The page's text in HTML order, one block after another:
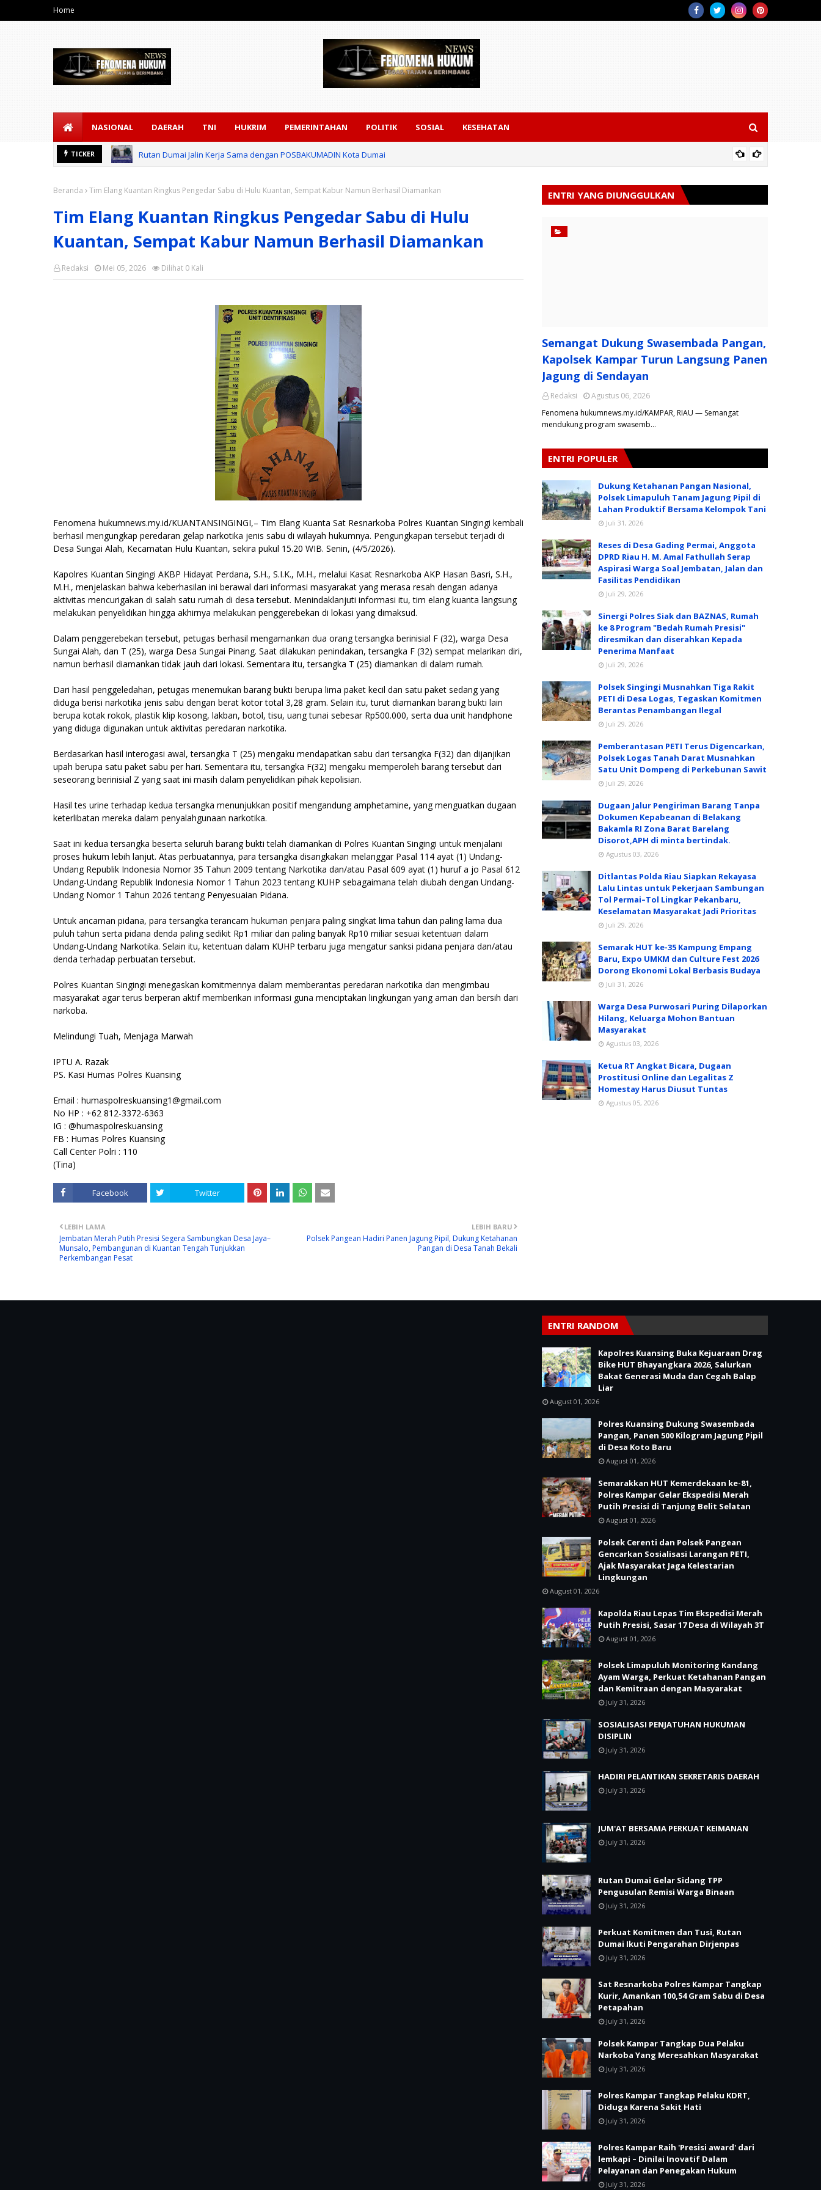
Home
NASIONAL DAERAH TNI HUKRIM PEMERINTAHAN POLITIK SOSIAL KESEHATAN
TICKER Rutan Dumai Jalin Kerja Sama dengan POSBAKUMADIN Kota Dumai
Beranda Tim Elang Kuantan Ringkus Pengedar Sabu di Hulu Kuantan, Sempat Kabur Namun Berhasil Diamankan
Tim Elang Kuantan Ringkus Pengedar Sabu di Hulu
Kuantan, Sempat Kabur Namun Berhasil Diamankan
Redaksi Dilihat 0 Kali
Mei 05, 2026
Fenomena hukumnews.my.id/KUANTANSINGINGI,– Tim Elang Kuanta Sat Resnarkoba Polres Kuantan Singingi kembali
berhasil mengungkap peredaran gelap narkotika jenis sabu di wilayah hukumnya. Pengungkapan tersebut terjadi di
Desa Sungai Alah, Kecamatan Hulu Kuantan, sekira pukul 15.20 WIB. Senin, (4/5/2026).
Kapolres Kuantan Singingi AKBP Hidayat Perdana, S.H., S.I.K., M.H., melalui Kasat Resnarkoba AKP Hasan Basri, S.H.,
M.H., menjelaskan bahwa keberhasilan ini berawal dari informasi masyarakat yang merasa resah dengan adanya
aktivitas mencurigakan di salah satu rumah di desa tersebut. Menindaklanjuti informasi itu, tim elang kuanta langsung
melakukan penyelidikan hingga akhirnya melakukan penggerebekan di lokasi yang dimaksud.
Dalam penggerebekan tersebut, petugas berhasil mengamankan dua orang tersangka berinisial F (32), warga Desa
Sungai Alah, dan T (25), warga Desa Sungai Pinang. Saat dilakukan penindakan, tersangka F (32) sempat melarikan diri,
namun berhasil diamankan tidak jauh dari lokasi. Sementara itu, tersangka T (25) diamankan di dalam rumah.
Dari hasil penggeledahan, petugas menemukan barang bukti berupa lima paket kecil dan satu paket sedang yang
diduga berisi narkotika jenis sabu dengan berat kotor total 3,28 gram. Selain itu, turut diamankan barang bukti lain
berupa kotak rokok, plastik klip kosong, lakban, botol, tisu, uang tunai sebesar Rp500.000, serta dua unit handphone
yang diduga digunakan untuk aktivitas peredaran narkotika.
Berdasarkan hasil interogasi awal, tersangka T (25) mengaku mendapatkan sabu dari tersangka F(32) dan dijanjikan
upah berupa satu paket sabu per hari. Sementara itu, tersangka F(32) mengaku memperoleh barang tersebut dari
seseorang berinisial Z yang saat ini masih dalam penyelidikan pihak kepolisian.
Hasil tes urine terhadap kedua tersangka menunjukkan positif mengandung amphetamine, yang menguatkan dugaan
keterlibatan mereka dalam penyalahgunaan narkotika.
Saat ini kedua tersangka beserta seluruh barang bukti telah diamankan di Polres Kuantan Singingi untuk menjalani
proses hukum lebih lanjut. Atas perbuatannya, para tersangka disangkakan melanggar Pasal 114 ayat (1) Undang-
Undang Republik Indonesia Nomor 35 Tahun 2009 tentang Narkotika dan/atau Pasal 609 ayat (1) huruf a jo Pasal 612
Undang-Undang Republik Indonesia Nomor 1 Tahun 2023 tentang KUHP sebagaimana telah diubah dengan Undang-
Undang Nomor 1 Tahun 2026 tentang Penyesuaian Pidana.
Untuk ancaman pidana, para tersangka terancam hukuman penjara paling singkat lima tahun dan paling lama dua
puluh tahun serta pidana denda paling sedikit Rp1 miliar dan paling banyak Rp10 miliar sesuai ketentuan dalam
Undang-Undang Narkotika. Selain itu, ketentuan dalam KUHP terbaru juga mengatur sanksi pidana penjara dan/atau
denda terhadap perbuatan tersebut.
Polres Kuantan Singingi menegaskan komitmennya dalam memberantas peredaran narkotika dan mengimbau
masyarakat agar terus berperan aktif memberikan informasi guna menciptakan lingkungan yang aman dan bersih dari
narkoba.
Melindungi Tuah, Menjaga Marwah
IPTU A. Razak
PS. Kasi Humas Polres Kuansing
Email : humaspolreskuansing1@gmail.com
No HP : +62 812-3372-6363
IG : @humaspolreskuansing
FB : Humas Polres Kuansing
Call Center Polri : 110
(Tina)
Facebook Twitter
LEBIH BARU
Polsek Pangean Hadiri Panen Jagung Pipil, Dukung Ketahanan
Pangan di Desa Tanah Bekali
LEBIH LAMA
Jembatan Merah Putih Presisi Segera Sambungkan Desa Jaya–
Munsalo, Pembangunan di Kuantan Tengah Tunjukkan
Perkembangan Pesat
ENTRI YANG DIUNGGULKAN
Semangat Dukung Swasembada Pangan,
Kapolsek Kampar Turun Langsung Panen
Jagung di Sendayan
Redaksi
Agustus 06, 2026
Fenomena hukumnews.my.id/KAMPAR, RIAU — Semangat
mendukung program swasemb…
ENTRI POPULER
Dukung Ketahanan Pangan Nasional,
Polsek Limapuluh Tanam Jagung Pipil di
Lahan Produktif Bersama Kelompok Tani
Juli 31, 2026
Reses di Desa Gading Permai, Anggota
DPRD Riau H. M. Amal Fathullah Serap
Aspirasi Warga Soal Jembatan, Jalan dan
Fasilitas Pendidikan
Juli 29, 2026
Sinergi Polres Siak dan BAZNAS, Rumah
ke 8 Program "Bedah Rumah Presisi"
diresmikan dan diserahkan Kepada
Penerima Manfaat
Juli 29, 2026
Polsek Singingi Musnahkan Tiga Rakit
PETI di Desa Logas, Tegaskan Komitmen
Berantas Penambangan Ilegal
Juli 29, 2026
Pemberantasan PETI Terus Digencarkan,
Polsek Logas Tanah Darat Musnahkan
Satu Unit Dompeng di Perkebunan Sawit
Juli 29, 2026
Dugaan Jalur Pengiriman Barang Tanpa
Dokumen Kepabeanan di Belakang
Bakamla RI Zona Barat Barelang
Disorot,APH di minta bertindak.
Agustus 03, 2026
Ditlantas Polda Riau Siapkan Rekayasa
Lalu Lintas untuk Pekerjaan Sambungan
Tol Permai–Tol Lingkar Pekanbaru,
Keselamatan Masyarakat Jadi Prioritas
Juli 29, 2026
Semarak HUT ke-35 Kampung Empang
Baru, Expo UMKM dan Culture Fest 2026
Dorong Ekonomi Lokal Berbasis Budaya
Juli 31, 2026
Warga Desa Purwosari Puring Dilaporkan
Hilang, Keluarga Mohon Bantuan
Masyarakat
Agustus 03, 2026
Ketua RT Angkat Bicara, Dugaan
Prostitusi Online dan Legalitas Z
Homestay Harus Diusut Tuntas
Agustus 05, 2026
ENTRI RANDOM
Kapolres Kuansing Buka Kejuaraan Drag
Bike HUT Bhayangkara 2026, Salurkan
Bakat Generasi Muda dan Cegah Balap
Liar
August 01, 2026
Polres Kuansing Dukung Swasembada
Pangan, Panen 500 Kilogram Jagung Pipil
di Desa Koto Baru
August 01, 2026
Semarakkan HUT Kemerdekaan ke-81,
Polres Kampar Gelar Ekspedisi Merah
Putih Presisi di Tanjung Belit Selatan
August 01, 2026
Polsek Cerenti dan Polsek Pangean
Gencarkan Sosialisasi Larangan PETI,
Ajak Masyarakat Jaga Kelestarian
Lingkungan
August 01, 2026
Kapolda Riau Lepas Tim Ekspedisi Merah
Putih Presisi, Sasar 17 Desa di Wilayah 3T
August 01, 2026
Polsek Limapuluh Monitoring Kandang
Ayam Warga, Perkuat Ketahanan Pangan
dan Kemitraan dengan Masyarakat
July 31, 2026
SOSIALISASI PENJATUHAN HUKUMAN
DISIPLIN
July 31, 2026
HADIRI PELANTIKAN SEKRETARIS DAERAH
July 31, 2026
JUM'AT BERSAMA PERKUAT KEIMANAN
July 31, 2026
Rutan Dumai Gelar Sidang TPP
Pengusulan Remisi Warga Binaan
July 31, 2026
Perkuat Komitmen dan Tusi, Rutan
Dumai Ikuti Pengarahan Dirjenpas
July 31, 2026
Sat Resnarkoba Polres Kampar Tangkap
Kurir, Amankan 100,54 Gram Sabu di Desa
Petapahan
July 31, 2026
Polsek Kampar Tangkap Dua Pelaku
Narkoba Yang Meresahkan Masyarakat
July 31, 2026
Polres Kampar Tangkap Pelaku KDRT,
Diduga Karena Sakit Hati
July 31, 2026
Polres Kampar Raih 'Presisi award' dari
lemkapi – Dinilai Inovatif Dalam
Pelayanan dan Penegakan Hukum
July 31, 2026